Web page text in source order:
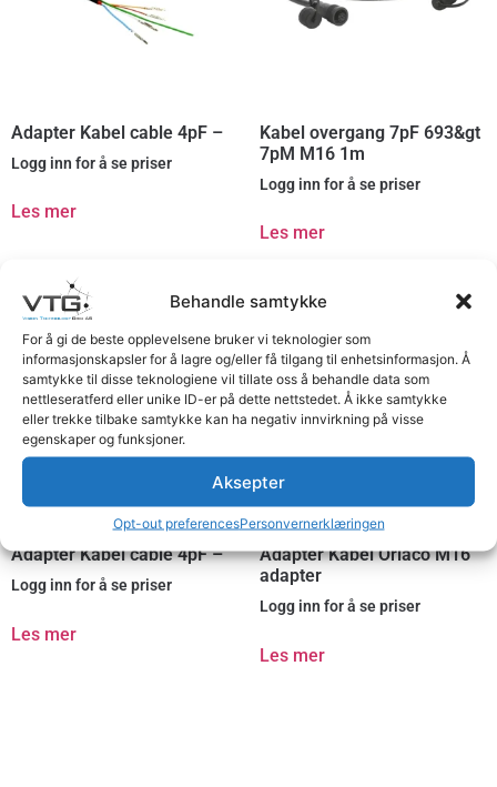
Behandle samtykke
For å gi de beste opplevelsene bruker vi teknologier som
informasjonskapsler for å lagre og/eller få tilgang til enhetsinformasjon. Å
samtykke til disse teknologiene vil tillate oss å behandle data som
nettleseratferd eller unike ID-er på dette nettstedet. Å ikke samtykke
eller trekke tilbake samtykke kan ha negativ innvirkning på visse
egenskaper og funksjoner.
Aksepter
Opt-out preferencesPersonvernerklæringen
Adapter Kabel cable 4pF –
Logg inn for å se priser
Les mer
Kabel overgang 7pF 693&gt
7pM M16 1m
Logg inn for å se priser
Les mer
Adapter Kabel cable 4pF –
Logg inn for å se priser
Les mer
Adapter Kabel Orlaco M16
adapter
Logg inn for å se priser
Les mer